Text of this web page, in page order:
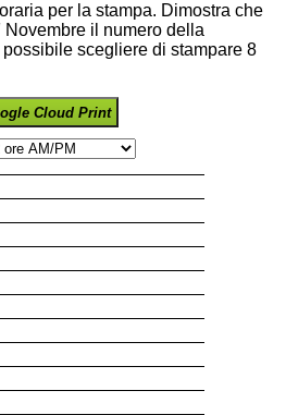
per la stampa. Dimostra che
il numero della
scegliere di stampare 8
Cloud Print